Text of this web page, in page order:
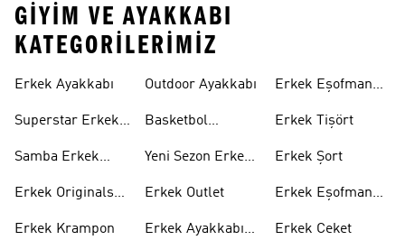
GIYIM VE AYAKKABI
KATEGORILERIMIZ
Erkek Ayakkabı
Superstar Erkek
Samba Erkek
Erkek Originals
Erkek Krampon
Outdoor Ayakkabı
Basketbol
Yeni Sezon Erkek
Erkek Outlet
Erkek Ayakkabı
Erkek Eşofman
Erkek Tişört
Erkek Şort
Erkek Eşofman
Erkek Ceket